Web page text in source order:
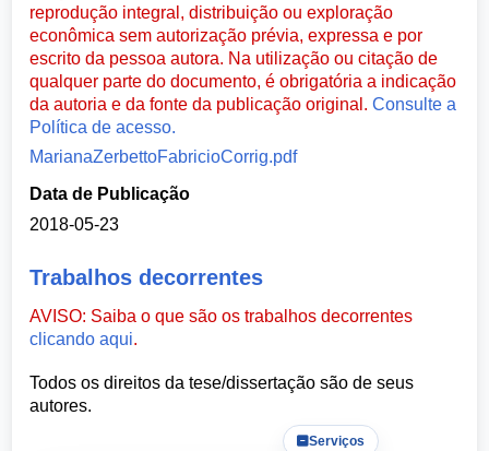
reprodução integral, distribuição ou exploração
econômica sem autorização prévia, expressa e por
escrito da pessoa autora. Na utilização ou citação de
qualquer parte do documento, é obrigatória a indicação
da autoria e da fonte da publicação original.Consulte a
Política de acesso.
MarianaZerbettoFabricioCorrig.pdf
Data de Publicação
2018-05-23
Trabalhos decorrentes
AVISO: Saiba o que são os trabalhos decorrentes
clicando aqui.
Todos os direitos da tese/dissertação são de seus
autores.
Serviços